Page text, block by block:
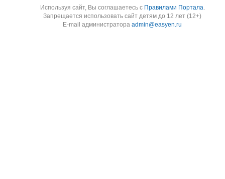
Используя cайт, Вы соглашаетесь с Правилами Портала.
Запрещается использовать сайт детям до 12 лет (12+)
E-mail администратораadmin@easyen.ru